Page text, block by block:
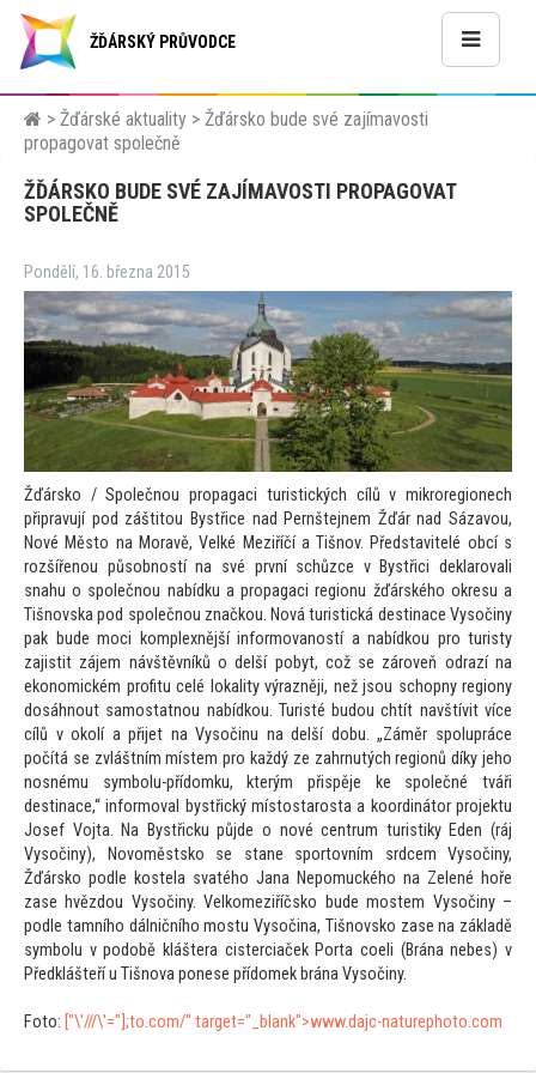
ŽĎÁRSKÝ PRŮVODCE
> Žďárské aktuality > Žďársko bude své zajímavosti
propagovat společně
ŽĎÁRSKO BUDE SVÉ ZAJÍMAVOSTI PROPAGOVAT
SPOLEČNĚ
Pondělí, 16. března 2015
Žďársko / Společnou propagaci turistických cílů v mikroregionech
připravují pod záštitou Bystřice nad Pernštejnem Žďár nad Sázavou,
Nové Město na Moravě, Velké Meziříčí a Tišnov. Představitelé obcí s
rozšířenou působností na své první schůzce v Bystřici deklarovali
snahu o společnou nabídku a propagaci regionu žďárského okresu a
Tišnovska pod společnou značkou. Nová turistická destinace Vysočiny
pak bude moci komplexnější informovaností a nabídkou pro turisty
zajistit zájem návštěvníků o delší pobyt, což se zároveň odrazí na
ekonomickém profitu celé lokality výrazněji, než jsou schopny regiony
dosáhnout samostatnou nabídkou. Turisté budou chtít navštívit více
cílů v okolí a přijet na Vysočinu na delší dobu. „Záměr spolupráce
počítá se zvláštním místem pro každý ze zahrnutých regionů díky jeho
nosnému symbolu-přídomku, kterým přispěje ke společné tváři
destinace,“ informoval bystřický místostarosta a koordinátor projektu
Josef Vojta. Na Bystřicku půjde o nové centrum turistiky Eden (ráj
Vysočiny), Novoměstsko se stane sportovním srdcem Vysočiny,
Žďársko podle kostela svatého Jana Nepomuckého na Zelené hoře
zase hvězdou Vysočiny. Velkomeziříčsko bude mostem Vysočiny –
podle tamního dálničního mostu Vysočina, Tišnovsko zase na základě
symbolu v podobě kláštera cisterciaček Porta coeli (Brána nebes) v
Předklášteří u Tišnova ponese přídomek brána Vysočiny.
Foto: ["\'///\'="];to.com/" target="_blank">www.dajc-naturephoto.com